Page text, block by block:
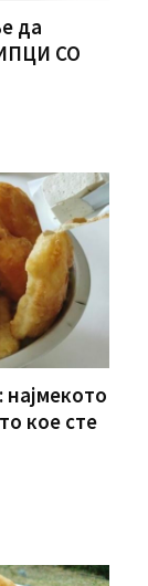
да
СО
кое сте